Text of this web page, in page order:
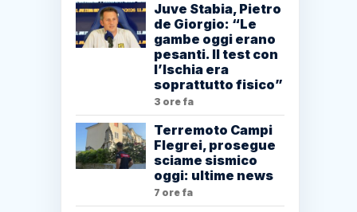
Juve Stabia, Pietro
de Giorgio: “Le
gambe oggi erano
pesanti. Il test con
l’Ischia era
soprattutto fisico”
3 ore fa
Terremoto Campi
Flegrei, prosegue
sciame sismico
oggi: ultime news
7 ore fa